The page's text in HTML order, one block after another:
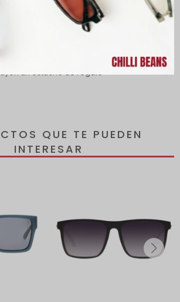
los rayos dañinos del sol y reducen el
enfermedades oculares.
un estuche de regalo
QUE TE PUEDEN
INTERESAR